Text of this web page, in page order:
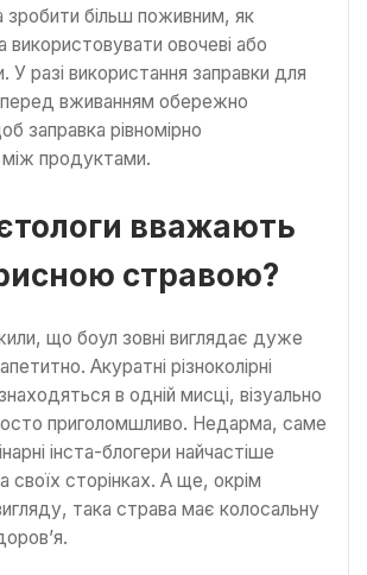
зробити більш поживним, як
овочеві або
У разі використання заправки для
вживанням обережно
заправка рівномірно
між продуктами.
вважають
стравою?
що боул зовні виглядає дуже
Акуратні різноколірні
в одній мисці, візуально
приголомшливо. Недарма, саме
інста-блогери найчастіше
своїх сторінках. А ще, окрім
така страва має колосальну